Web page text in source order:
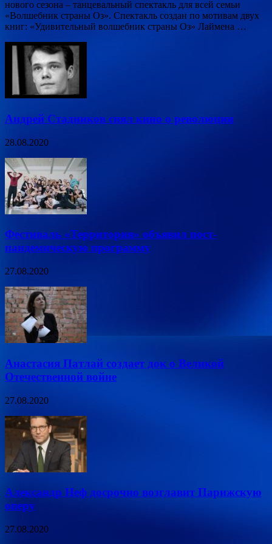
нового сезона – танцевальный спектакль для всей семьи
«Волшебник страны Оз». Спектакль создан по мотивам двух
книг: «Удивительный волшебник страны Оз» Лаймена …
Андрей Стадников снял кино о революции
28.08.2020
Фестиваль «Территория» объявил пост-
пандемическую программу
27.08.2020
Анастасия Патлай создает док о Великой
Отечественной войне
27.08.2020
Александр Неф досрочно возглавит Парижскую
оперу
27.08.2020